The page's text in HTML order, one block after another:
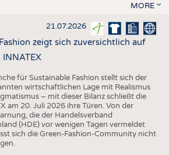
MORE
21.07.2026
zeigt sich zuversichtlich auf
INNATEX
für Sustainable Fashion stellt sich der
wirtschaftlichen Lage mit Realismus
– mit dieser Bilanz schließt die
am 20. Juli 2026 ihre Türen. Von der
die der Handelsverband
(HDE) vor wenigen Tagen vermeldet
sich die Green-Fashion-Community nicht